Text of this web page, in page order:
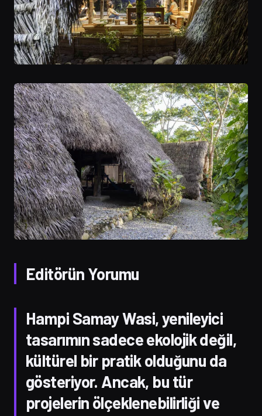
Editörün Yorumu
Hampi Samay Wasi, yenileyici
tasarımın sadece ekolojik değil,
kültürel bir pratik olduğunu da
gösteriyor. Ancak, bu tür
projelerin ölçeklenebilirliği ve